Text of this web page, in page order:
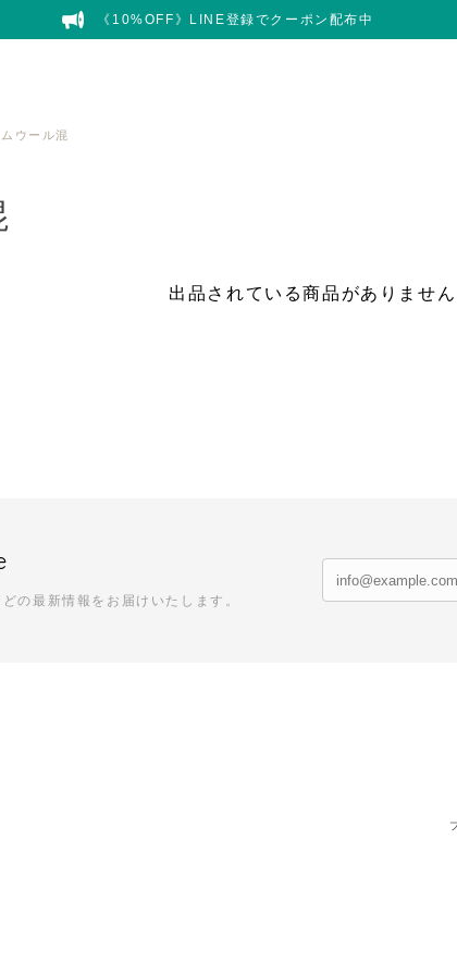
《10%OFF》LINE登録でクーポン配布中
ウール混
出品されている商品がありませ
の最新情報をお届けいたします。